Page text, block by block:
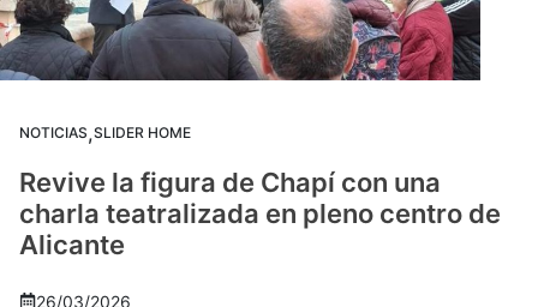
NOTICIAS,SLIDER HOME
Revive la figura de Chapí con una
charla teatralizada en pleno centro de
Alicante
26/03/2026